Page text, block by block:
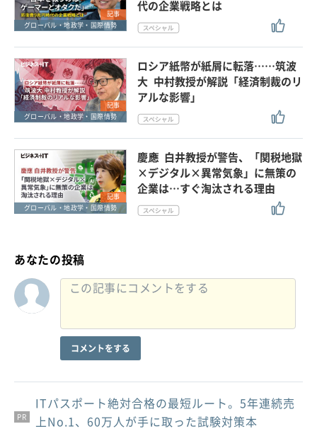
記事
グローバル・地政学・国際情勢
代の企業戦略とは
記事
グローバル・地政学・国際情勢
ロシア紙幣が紙屑に転落……筑波
大 中村教授が解説「経済制裁のリ
アルな影響」
記事
グローバル・地政学・国際情勢
慶應 白井教授が警告、「関税地獄
×デジタル×異常気象」に無策の
企業は…すぐ淘汰される理由
あなたの投稿
コメントをする
PR
PR
PR
ITパスポート絶対合格の最短ルート。5年連続売
上No.1、60万人が手に取った試験対策本